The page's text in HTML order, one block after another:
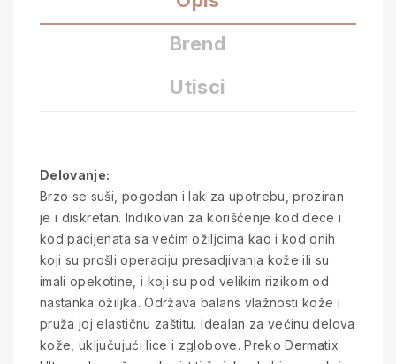
Brend
Utisci
Delovanje:
Brzo se suši, pogodan i lak za upotrebu, proziran
je i diskretan. Indikovan za korišćenje kod dece i
kod pacijenata sa većim ožiljcima kao i kod onih
koji su prošli operaciju presadjivanja kože ili su
imali opekotine, i koji su pod velikim rizikom od
nastanka ožiljka. Održava balans vlažnosti kože i
pruža joj elastičnu zaštitu. Idealan za većinu delova
kože, uključujući lice i zglobove. Preko Dermatix